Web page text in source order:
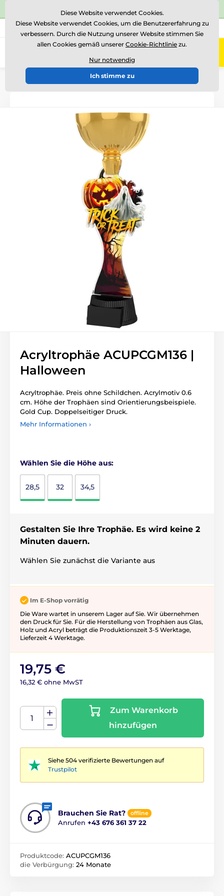
⭐Siehe 504 verifizierte Bewertungen auf
Rufen Sie uns an (Mo-Fr 15-18) +43 676 361 37 22
0
Einführung Acryltrophäen ACUPCG
Acryltrophäe ACUPCGM136 |
Halloween
Acryltrophäe. Preis ohne Schildchen. Acrylmotiv 0.6
cm. Höhe der Trophäen sind Orientierungsbeispiele.
Gold Cup. Doppelseitiger Druck.
Mehr Informationen ›
Wählen Sie die Höhe aus:
28,5 32 34,5
Gestalten Sie Ihre Trophäe. Es wird keine 2
Minuten dauern.
Wählen Sie zunächst die Variante aus
Im E-Shop vorrätig
Die Ware wartet in unserem Lager auf Sie. Wir übernehmen
den Druck für Sie. Für die Herstellung von Trophäen aus Glas,
Holz und Acryl beträgt die Produktionszeit 3-5 ​​Werktage,
Lieferzeit 4 Werktage.
19,75 €
16,32 € ohne MwST
Zum Warenkorb
hinzufügen
Siehe 504 verifizierte Bewertungen auf
Trustpilot
Brauchen Sie Rat? offline
Anrufen +43 676 361 37 22
Produktcode: ACUPCGM136
die Verbürgung: 24 Monate
Diese Website verwendet Cookies.
Diese Website verwendet Cookies, um die Benutzererfahrung zu
verbessern. Durch die Nutzung unserer Website stimmen Sie
allen Cookies gemäß unserer Cookie-Richtlinie zu.
Nur notwendig
Ich stimme zu